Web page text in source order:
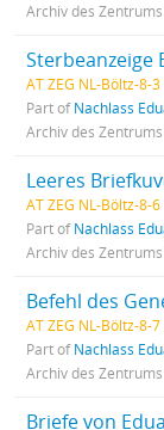
Archiv des
Sterbeanzeige
AT ZEG NL-Böltz-8-3
Part ofNachlass
Archiv des
Leeres
AT ZEG NL-Böltz-8-6
Part ofNachlass
Archiv des
AT ZEG NL-Böltz-8-7
Part ofNachlass
Archiv des
Briefe von